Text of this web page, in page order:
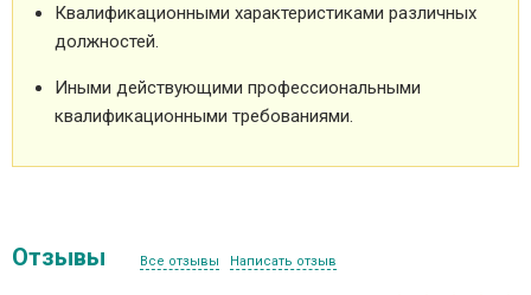
Квалификационными характеристиками различных
должностей.
Иными действующими профессиональными
квалификационными требованиями.
Отзывы Все отзывы Написать отзыв